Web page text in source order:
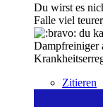
Du wirst es
Falle viel
du
Dampfreiniger
Zitieren